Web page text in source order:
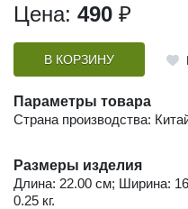
Цена: 490 ₽
В КОРЗИНУ
Параметры товара
Страна производства:
Размеры изделия
Длина: 22.00 см; Ширина:
0.25 кг.